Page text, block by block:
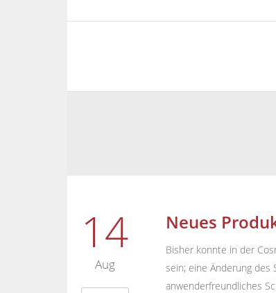
14
Aug
Neues
Bisher konnte in der
sein; eine Änderung des
anwenderfreundliches